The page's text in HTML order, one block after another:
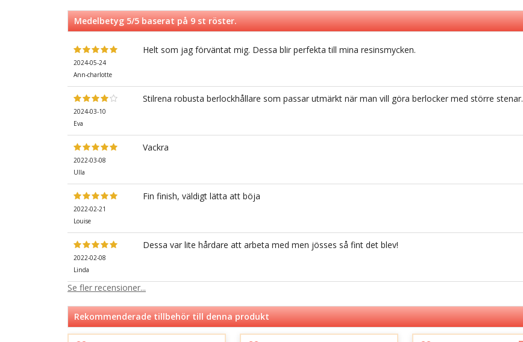
Medelbetyg5/5 baserat på9st röster.
2024-05-24
Ann-charlotte
Helt som jag förväntat mig. Dessa blir perfekta till mina resinsmycken.
2024-03-10
Eva
Stilrena robusta berlockhållare som passar utmärkt när man vill göra berlocker med större stenar.
2022-03-08
Ulla
Vackra
2022-02-21
Louise
Fin finish, väldigt lätta att böja
2022-02-08
Linda
Dessa var lite hårdare att arbeta med men jösses så fint det blev!
Se fler recensioner...
Rekommenderade tillbehör till denna produkt